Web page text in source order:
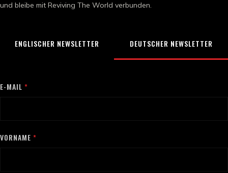
und bleibe mit Reviving The World verbunden.
ENGLISCHER NEWSLETTER DEUTSCHER NEWSLETTER
E-MAIL
VORNAME